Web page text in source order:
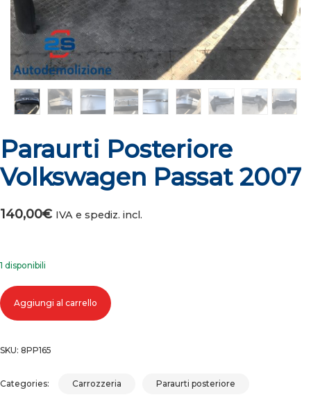
Paraurti Posteriore
Volkswagen Passat 2007
140,00€ IVA e spediz. incl.
1 disponibili
Paraurti posteriore volkswagen passat 2007 quantità
Aggiungi al carrello
SKU: 8PP165
Categories: Carrozzeria Paraurti posteriore